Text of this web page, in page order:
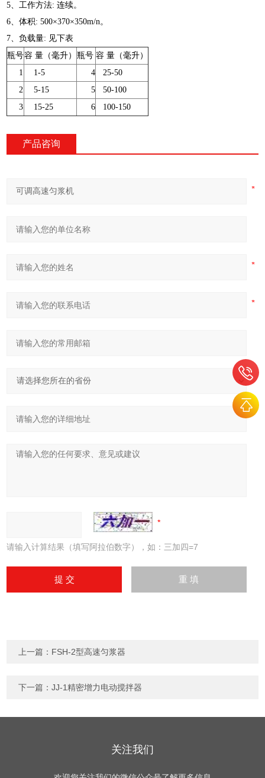
5、工作方法: 连续。
6、体积: 500×370×350m/n。
7、负载量: 见下表
瓶号容 量（毫升） 瓶号 容 量（毫升）
1
1-5 4 25-50
2
5-15 5 50-100
3
15-25 6 100-150
产品咨询
请输入计算结果（填写阿拉伯数字），如：三加四=7
上一篇： FSH-2型高速匀浆器
下一篇：JJ-1精密增力电动搅拌器
关注我们